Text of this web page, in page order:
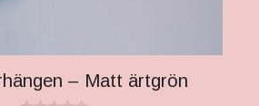
– Matt ärtgrön